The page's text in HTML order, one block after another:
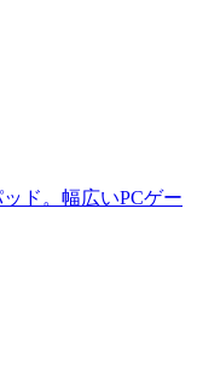
ド。幅広いPCゲー